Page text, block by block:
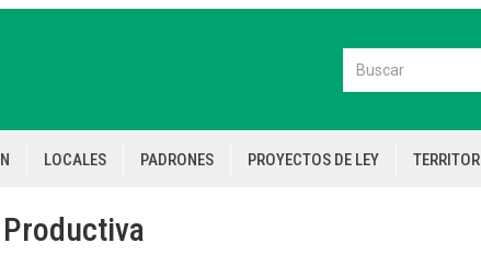
LOCALES PADRONES PROYECTOS DE LEY